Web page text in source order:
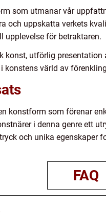
som utmanar vår
och uppskatta verkets
upplevelse för betraktaren.
konst, utförlig
konstens värld av
konstform som förenar
i denna genre ett
och unika
FAQ